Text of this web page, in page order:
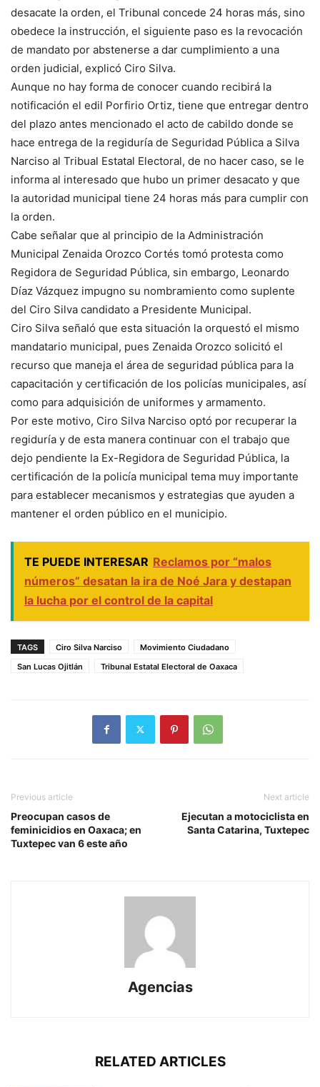
desacate la orden, el Tribunal concede 24 horas más, sino
obedece la instrucción, el siguiente paso es la revocación
de mandato por abstenerse a dar cumplimiento a una
orden judicial, explicó Ciro Silva.
Aunque no hay forma de conocer cuando recibirá la
notificación el edil Porfirio Ortiz, tiene que entregar dentro
del plazo antes mencionado el acto de cabildo donde se
hace entrega de la regiduría de Seguridad Pública a Silva
Narciso al Tribual Estatal Electoral, de no hacer caso, se le
informa al interesado que hubo un primer desacato y que
la autoridad municipal tiene 24 horas más para cumplir con
la orden.
Cabe señalar que al principio de la Administración
Municipal Zenaida Orozco Cortés tomó protesta como
Regidora de Seguridad Pública, sin embargo, Leonardo
Díaz Vázquez impugno su nombramiento como suplente
del Ciro Silva candidato a Presidente Municipal.
Ciro Silva señaló que esta situación la orquestó el mismo
mandatario municipal, pues Zenaida Orozco solicitó el
recurso que maneja el área de seguridad pública para la
capacitación y certificación de los policías municipales, así
como para adquisición de uniformes y armamento.
Por este motivo, Ciro Silva Narciso optó por recuperar la
regiduría y de esta manera continuar con el trabajo que
dejo pendiente la Ex-Regidora de Seguridad Pública, la
certificación de la policía municipal tema muy importante
para establecer mecanismos y estrategias que ayuden a
mantener el orden público en el municipio.
TE PUEDE INTERESAR Reclamos por “malos
números” desatan la ira de Noé Jara y destapan
la lucha por el control de la capital
TAGS Ciro Silva Narciso
Movimiento Ciudadano
San Lucas Ojitlán
Tribunal Estatal Electoral de Oaxaca
Previous article
Preocupan casos de
feminicidios en Oaxaca; en
Tuxtepec van 6 este año
Next article
Ejecutan a motociclista en
Santa Catarina, Tuxtepec
Agencias
RELATED ARTICLES